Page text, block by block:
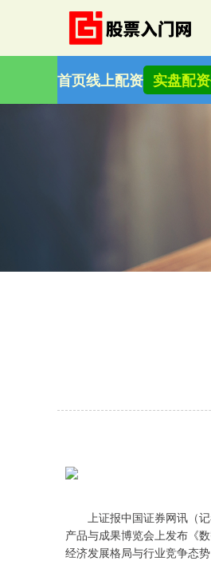
首页线上配资 实盘配
上证报中国证券网讯（记
产品与成果博览会上发布《
经济发展格局与行业竞争态